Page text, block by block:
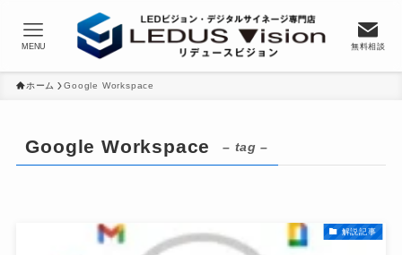
無料相談
MENU
ホーム Google Workspace
Google Workspace – tag –
解説記事